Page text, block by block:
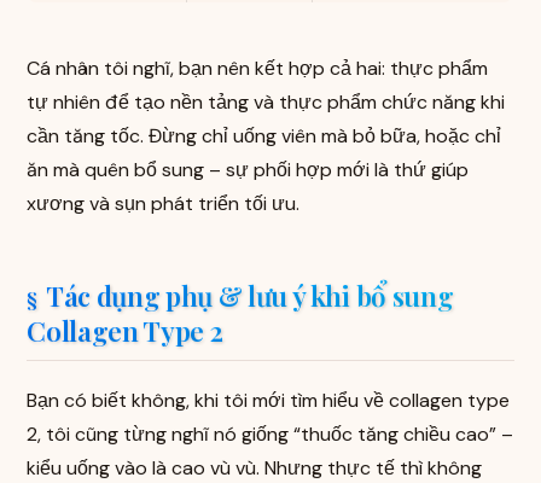
Cá nhân tôi nghĩ, bạn nên kết hợp cả hai: thực phẩm
tự nhiên để tạo nền tảng và thực phẩm chức năng khi
cần tăng tốc. Đừng chỉ uống viên mà bỏ bữa, hoặc chỉ
ăn mà quên bổ sung – sự phối hợp mới là thứ giúp
xương và sụn phát triển tối ưu.
Tác dụng phụ & lưu ý khi bổ sung
Collagen Type 2
Bạn có biết không, khi tôi mới tìm hiểu về collagen type
2, tôi cũng từng nghĩ nó giống “thuốc tăng chiều cao” –
kiểu uống vào là cao vù vù. Nhưng thực tế thì không